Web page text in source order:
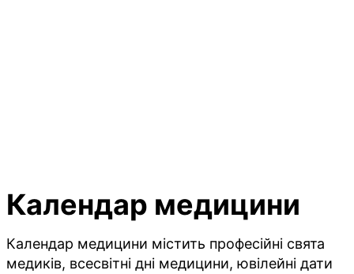
Календар медицини
Календар медицини містить професійні свята
медиків, всесвітні дні медицини, ювілейні дати